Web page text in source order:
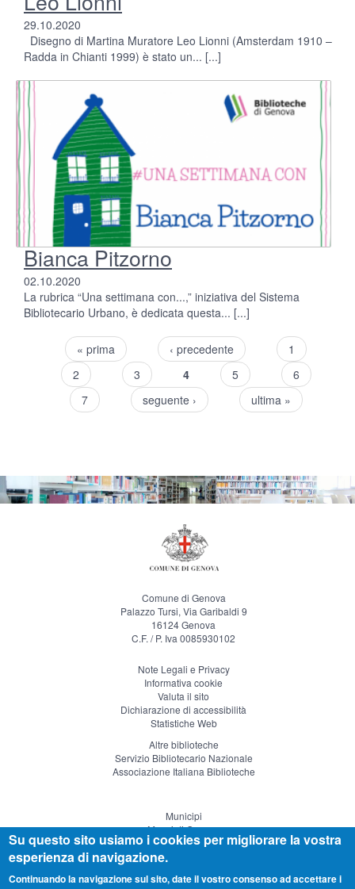
29.10.2020
Disegno di Martina Muratore Leo Lionni (Amsterdam 1910 –
Radda in Chianti 1999) è stato un... [...]
Bianca Pitzorno
02.10.2020
La rubrica “Una settimana con...,” iniziativa del Sistema
Bibliotecario Urbano, è dedicata questa... [...]
Pagine« prima ‹ precedente
1
2
3 4 5
6
7
seguente › ultima »
Comune di Genova
Palazzo Tursi, Via Garibaldi 9
16124 Genova
C.F. / P. Iva 0085930102
Note Legali e Privacy
Informativa cookie
Valuta il sito
Dichiarazione di accessibilità
Statistiche Web
Altre biblioteche
Servizio Bibliotecario Nazionale
Associazione Italiana Biblioteche
Municipi
Musei di Genova
Genova Teatro
Visitgenoa
Su questo sito usiamo i cookies per migliorare la vostra
esperienza di navigazione.
Continuando la navigazione sul sito, date il vostro consenso ad accettare i